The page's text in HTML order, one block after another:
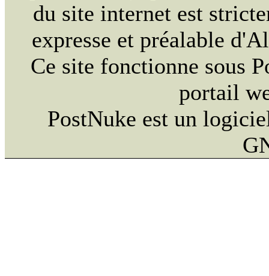
du site internet est
expresse et préalable
Ce site fonctionne sous
portail
PostNuke est un